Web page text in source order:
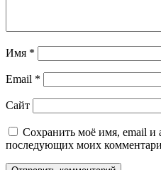
Имя *
Email *
Сайт
Сохранить моё имя, email и
последующих моих